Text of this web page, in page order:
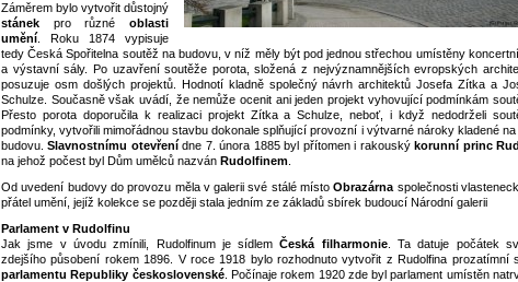
Záměrem bylo vytvořit důstojný
stánek pro různé oblasti
umění . Roku 1874 vypisuje
tedy Česká Spořitelna soutěž na budovu, v níž měly být pod jednou střechou umístěny
a výstavní sály. Po uzavření soutěže porota, složená z nejvýznamnějších evropských
posuzuje osm došlých projektů. Hodnotí kladně společný návrh architektů Josefa Zítka a
Schulze. Současně však uvádí, že nemůže ocenit ani jeden projekt vyhovující podmínkám
Přesto porota doporučila k realizaci projekt Zítka a Schulze, neboť, i když nedodrželi
podmínky, vytvořili mimořádnou stavbu dokonale splňující provozní i výtvarné nároky kladené na
budovu.Slavnostnímu otevřenídne 7. února 1885 byl přítomen i rakouskýkorunní princ
na jehož počest byl Dům umělců nazván Rudolfinem
Od uvedení budovy do provozu měla v galerii své stálé místoObrazárna společnosti
přátel umění, jejíž kolekce se později stala jedním ze základů sbírek budoucí Národní galerii
Parlament v Rudolfinu
Jak jsme v úvodu zmínili, Rudolfinum je sídlemČeská filharmonie. Ta datuje počátek
zdejšího působení rokem 1896. V roce 1918 bylo rozhodnuto vytvořit z Rudolfina prozatímní
parlamentu Republiky československé. Počínaje rokem 1920 zde byl parlament umístěn